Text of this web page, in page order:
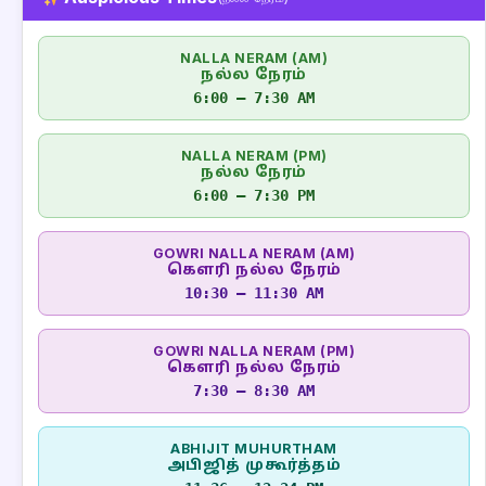
NALLA NERAM (AM)
நல்ல நேரம்
6:00 – 7:30 AM
NALLA NERAM (PM)
நல்ல நேரம்
6:00 – 7:30 PM
GOWRI NALLA NERAM (AM)
கௌரி நல்ல நேரம்
10:30 – 11:30 AM
GOWRI NALLA NERAM (PM)
கௌரி நல்ல நேரம்
7:30 – 8:30 AM
ABHIJIT MUHURTHAM
அபிஜித் முகூர்த்தம்